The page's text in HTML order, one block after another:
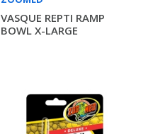
VASQUE REPTI RAMP
BOWL X-LARGE